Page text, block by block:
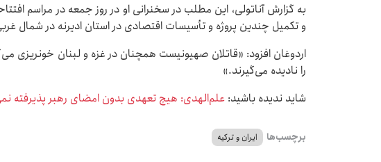
به گزارش آناتولی، این مطلب در سخنرانی او در روز جمعه در مراسم
و تکمیل چندین پروژه و تأسیسات اقتصادی در استان ادیرنه در شمال
اردوغان افزود: «قاتلان صهیونیست همچنان در غزه و لبنان خونریزی
را نادیده می‌گیرند.»
شاید ندیده باشید: علم‌الهدی: هیچ تعهدی بدون امضای رهبر پذیرفته
برچسب‌ها ایران و ترکیه